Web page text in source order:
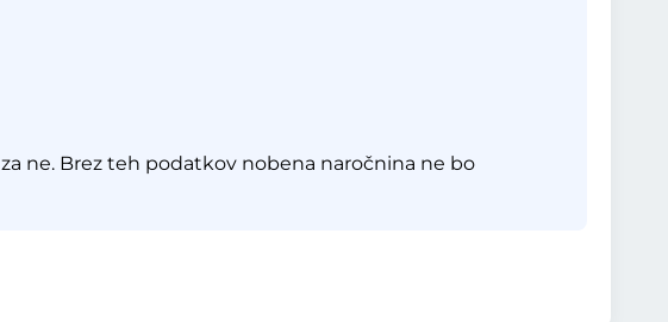
za ne. Brez teh podatkov nobena naročnina ne bo